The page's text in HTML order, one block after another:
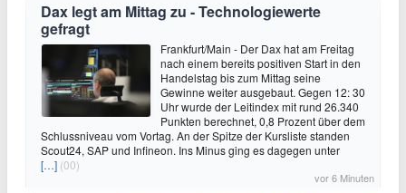
Dax legt am Mittag zu - Technologiewerte
gefragt
Frankfurt/Main - Der Dax hat am Freitag
nach einem bereits positiven Start in den
Handelstag bis zum Mittag seine
Gewinne weiter ausgebaut. Gegen 12: 30
Uhr wurde der Leitindex mit rund 26.340
Punkten berechnet, 0,8 Prozent über dem
Schlussniveau vom Vortag. An der Spitze der Kursliste standen
Scout24, SAP und Infineon. Ins Minus ging es dagegen unter
[…] (00)
vor 6 Minuten